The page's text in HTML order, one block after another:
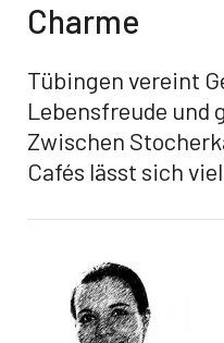
Charme
Tübingen vereint
Lebensfreude und
Zwischen
Cafés lässt sich